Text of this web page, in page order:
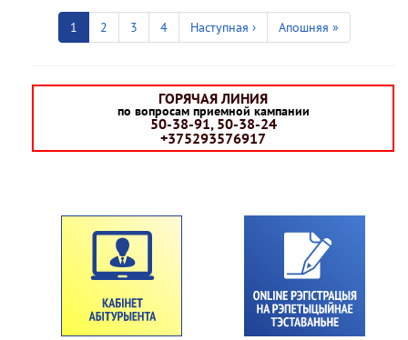
Pagination
Current
page
1 Старонка
2 Старонка
3 Старонка
4
Next
page
Hаступная ›
Last
page
Апошняя »
ГОРЯЧАЯ ЛИНИЯ
по вопросам приемной кампании
50-38-91, 50-38-24
+375293576917